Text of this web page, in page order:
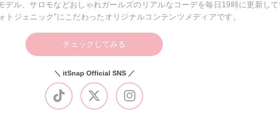
デル、サロモなどおしゃれガールズのリアルなコーデを毎日19時に更新して
トジェニック”にこだわったオリジナルコンテンツメディアです。
チェックしてみる
＼ itSnap Official SNS ／